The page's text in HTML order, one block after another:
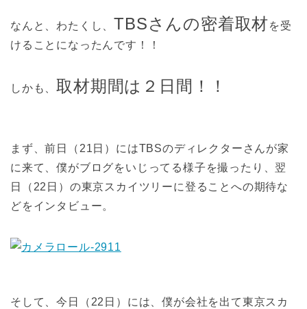
なんと、わたくし、 TBSさんの密着取材を受
けることになったんです！！
しかも、取材期間は２日間！！
まず、前日（21日）にはTBSのディレクターさんが家
に来て、僕がブログをいじってる様子を撮ったり、翌
日（22日）の東京スカイツリーに登ることへの期待な
どをインタビュー。
そして、今日（22日）には、僕が会社を出て東京スカ